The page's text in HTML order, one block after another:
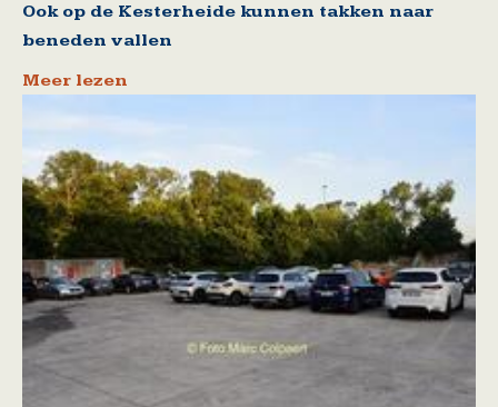
Ook op de Kesterheide kunnen takken naar
beneden vallen
Meer lezen